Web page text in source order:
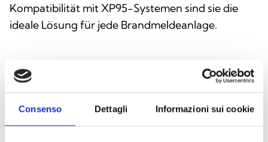
Consenso Dettagli Informazioni sui cookie
Kompatibilität mit XP95-Systemen sind sie die
ideale Lösung für jede Brandmeldeanlage.